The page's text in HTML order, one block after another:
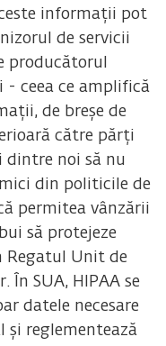
informații pot
de servicii
producătorul
ceea ce amplifică
de breșe de
către părți
dintre noi să nu
din politicile de
permitea vânzării
să protejeze
Regatul Unit de
În SUA, HIPAA se
datele necesare
și reglementează